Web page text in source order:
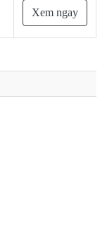
Xem ngay